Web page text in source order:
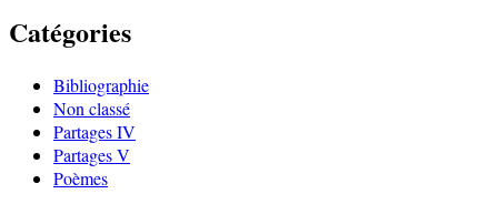
Catégories
Bibliographie
Non classé
Partages IV
Partages V
Poèmes